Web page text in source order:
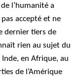
l’humanité a
accepté et ne
dernier tiers de
rien au sujet du
en Afrique, au
de l’Amérique